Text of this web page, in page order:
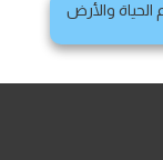
علوم الحياة والأرض